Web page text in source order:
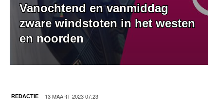
Vanochtend en vanmiddag
zware windstoten in het westen
en noorden
REDACTIE 13 MAART 2023 07:23